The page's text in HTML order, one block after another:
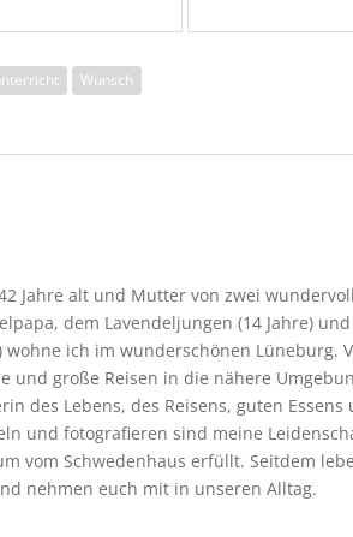
Wunsch
Jahre alt und Mutter von zwei
dem Lavendeljungen (14 Jahre)
wohne ich im wunderschönen Lüneburg.
und große Reisen in die nähere
des Lebens, des Reisens, guten Essens
und fotografieren sind meine
vom Schwedenhaus erfüllt. Seitdem
nehmen euch mit in unseren Alltag.